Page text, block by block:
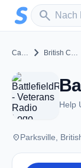
Zum Hauptinhalt
search
Sender
Canada chevron_right British Columbia
Help
placeParksville,